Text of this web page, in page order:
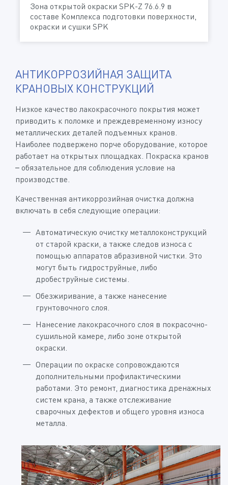
Зона открытой окраски SPK-Z 76.6.9 в
составе Комплекса подготовки поверхности,
окраски и сушки SPK
АНТИКОРРОЗИЙНАЯ ЗАЩИТА
КРАНОВЫХ КОНСТРУКЦИЙ
Низкое качество лакокрасочного покрытия может
приводить к поломке и преждевременному износу
металлических деталей подъемных кранов.
Наиболее подвержено порче оборудование, которое
работает на открытых площадках. Покраска кранов
– обязательное для соблюдения условие на
производстве.
Качественная антикоррозийная очистка должна
включать в себя следующие операции:
Автоматическую очистку металлоконструкций
от старой краски, а также следов износа с
помощью аппаратов абразивной чистки. Это
могут быть гидроструйные, либо
дробеструйные системы.
Обезжиривание, а также нанесение
грунтовочного слоя.
Нанесение лакокрасочного слоя в покрасочно-
сушильной камере, либо зоне открытой
окраски.
Операции по окраске сопровождаются
дополнительными профилактическими
работами. Это ремонт, диагностика дренажных
систем крана, а также отслеживание
сварочных дефектов и общего уровня износа
металла.